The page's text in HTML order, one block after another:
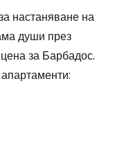
настаняване на
души през
за Барбадос.